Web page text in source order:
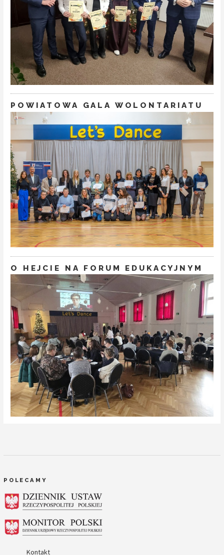
POWIATOWA GALA WOLONTARIATU
O HEJCIE NA FORUM EDUKACYJNYM
POLECAMY
Kontakt